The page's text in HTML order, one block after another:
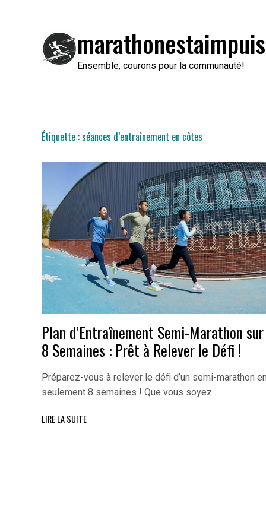
Ensemble, courons pour la communauté!
Étiquette :séances d’entraînement en côtes
Plan d’Entraînement Semi-Marathon sur
8 Semaines : Prêt à Relever le Défi !
Préparez-vous à relever le défi d’un semi-marathon
seulement 8 semaines ! Que vous soyez…
LIRE LA SUITE